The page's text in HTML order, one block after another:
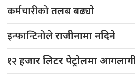
कर्मचारीकोतलब बढ्यो
इन्फान्टिनोलेराजीनामा नदिने
१२हजार लिटर पेट्रोलमा